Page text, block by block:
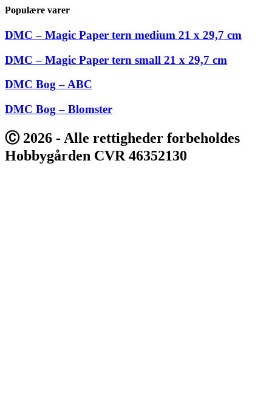
Populære varer
DMC – Magic Paper tern medium 21 x 29,7 cm
DMC – Magic Paper tern small 21 x 29,7 cm
DMC Bog – ABC
DMC Bog – Blomster
Ⓒ 2026 - Alle rettigheder forbeholdes
Hobbygården CVR 46352130